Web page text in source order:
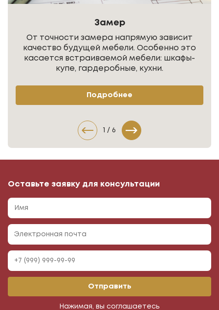
Замер
От точности замера напрямую зависит
качество будущей мебели. Особенно это
касается встраиваемой мебели: шкафы-
купе, гардеробные, кухни.
Подробнее
1 / 6
Оставьте заявку для консультации
Отправить
Нажимая, вы соглашаетесь